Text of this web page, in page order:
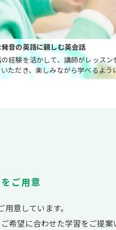
音の英語に親しむ英会話
経験を活かして、講師がレッス
ただき、楽しみながら学べるよう
ご用意
意しています。
希望に合わせた学習をご提案